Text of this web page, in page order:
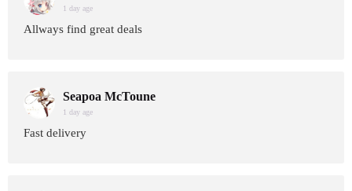
1 day age
Allways find great deals
Seapoa McToune
1 day age
Fast delivery